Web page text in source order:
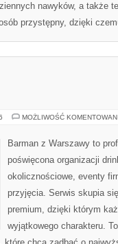
nawyków, a także
przystępny, dzięki
MOŻLIWOŚĆ
Barman z Warszawy to
poświęcona organizacji
okolicznościowe, eventy
przyjęcia. Serwis skupia
premium, dzięki którym
wyjątkowego charakteru.